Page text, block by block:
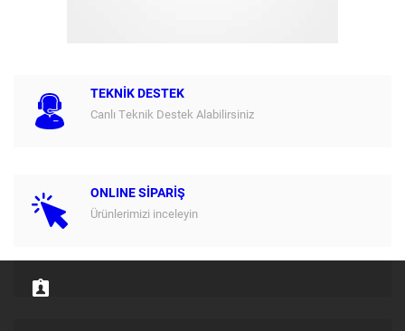
TEKNİK DESTEK
Canlı Teknik Destek Alabilirsiniz
ONLINE SİPARİŞ
Ürünlerimizi inceleyin